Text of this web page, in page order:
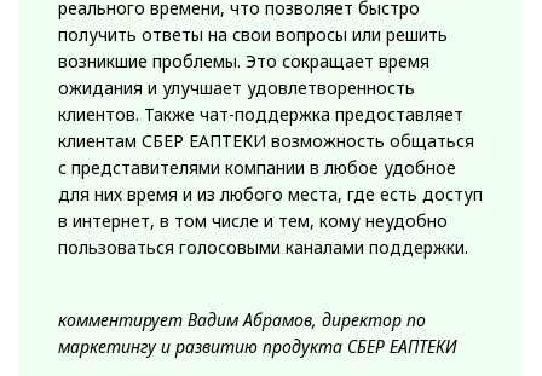
реального времени, что позволяет быстро
получить ответы на свои вопросы или решить
возникшие проблемы. Это сокращает время
ожидания и улучшает удовлетворенность
клиентов. Также чат-поддержка предоставляет
клиентам СБЕР ЕАПТЕКИ возможность общаться
с представителями компании в любое удобное
для них время и из любого места, где есть доступ
в интернет, в том числе и тем, кому неудобно
пользоваться голосовыми каналами поддержки.
комментирует Вадим Абрамов, директор по
маркетингу и развитию продукта СБЕР ЕАПТЕКИ